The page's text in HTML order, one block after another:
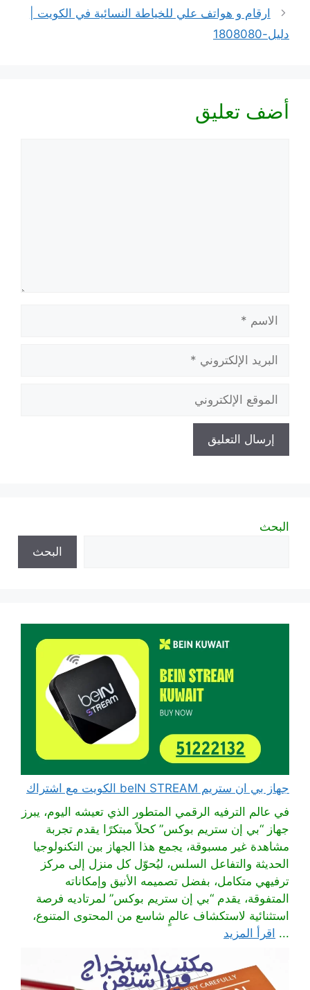
ارقام و هواتف علي للخياطة النسائية في الكويت |
دليل-1808080
أضف تعليق
الإلكتروني
الإلكتروني
البحث
البحث
جهاز بي ان ستريم beIN STREAM الكويت مع اشتراك
في عالم الترفيه الرقمي المتطور الذي تعيشه اليوم، يبرز
جهاز “بي إن ستريم بوكس” كحلاً مبتكرًا يقدم تجربة
مشاهدة غير مسبوقة، يجمع هذا الجهاز بين التكنولوجيا
الحديثة والتفاعل السلس، ليُحوّل كل منزل إلى مركز
ترفيهي متكامل، بفضل تصميمه الأنيق وإمكاناته
المتفوقة، يقدم “بي إن ستريم بوكس” لمرتاديه فرصة
استثنائية لاستكشاف عالمٍ شاسع من المحتوى المتنوع،
... اقرأ المزيد